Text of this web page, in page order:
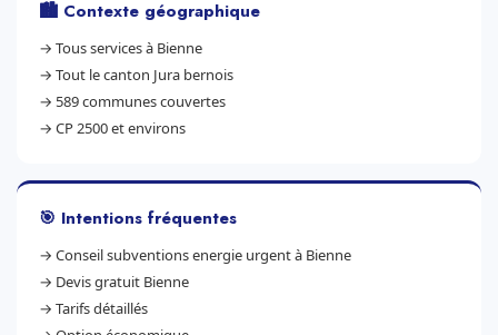
🏙️ Contexte géographique
→ Tous services à Bienne
→ Tout le canton Jura bernois
→ 589 communes couvertes
→ CP 2500 et environs
🎯 Intentions fréquentes
→ Conseil subventions energie urgent à Bienne
→ Devis gratuit Bienne
→ Tarifs détaillés